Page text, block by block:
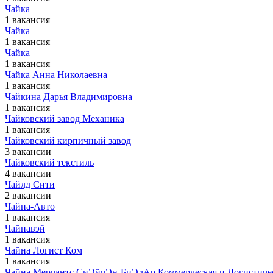
Чайка
1 вакансия
Чайка
1 вакансия
Чайка
1 вакансия
Чайка Анна Николаевна
1 вакансия
Чайкина Дарья Владимировна
1 вакансия
Чайковский завод Механика
1 вакансия
Чайковский кирпичный завод
3 вакансии
Чайковский текстиль
4 вакансии
Чайлд Сити
2 вакансии
Чайна-Авто
1 вакансия
Чайнавэй
1 вакансия
Чайна Логист Ком
1 вакансия